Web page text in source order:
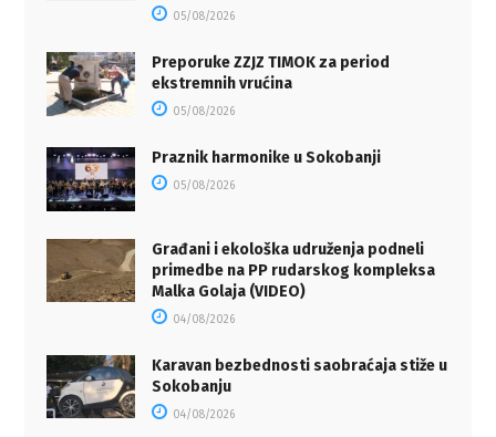
05/08/2026
Preporuke ZZJZ TIMOK za period
ekstremnih vrućina
05/08/2026
Praznik harmonike u Sokobanji
05/08/2026
Građani i ekološka udruženja podneli
primedbe na PP rudarskog kompleksa
Malka Golaja (VIDEO)
04/08/2026
Karavan bezbednosti saobraćaja stiže u
Sokobanju
04/08/2026